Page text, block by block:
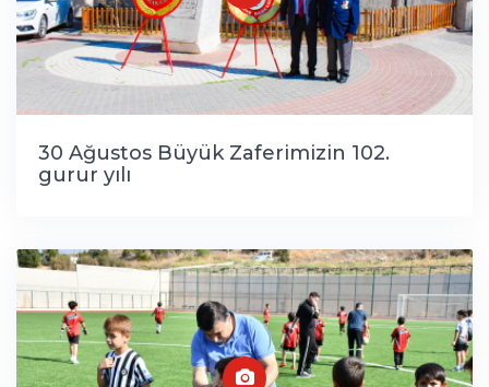
30 Ağustos Büyük Zaferimizin 102.
gurur yılı